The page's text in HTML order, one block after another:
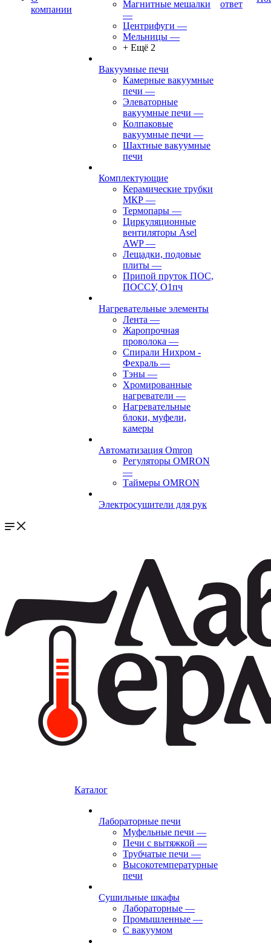
компании
Магнитные мешалки
—
Центрифуги —
Мельницы —
+ Ещё 2
Вакуумные печи
Камерные вакуумные
печи —
Элеваторные
вакуумные печи —
Колпаковые
вакуумные печи —
Шахтные вакуумные
печи
Комплектующие
Керамические трубки
МКР —
Термопары —
Циркуляционные
вентиляторы Asel
AWP—
Лещадки, подовые
плиты —
Припой пруток ПОС,
ПОССУ, О1пч
Нагревательные элементы
Лента —
Жаропрочная
проволока —
Спирали Нихром -
Фехраль —
Тэны —
Хромированные
нагреватели —
Нагревательные
блоки, муфели,
камеры
Автоматизация Omron
Регуляторы OMRON
—
Таймеры OMRON
Электросушители для рук
ответ
Каталог
Лабораторные печи
Муфельные печи —
Печи с вытяжкой —
Трубчатые печи —
Высокотемпературные
печи
Сушильные шкафы
Лабораторные —
Промышленные —
С вакуумом